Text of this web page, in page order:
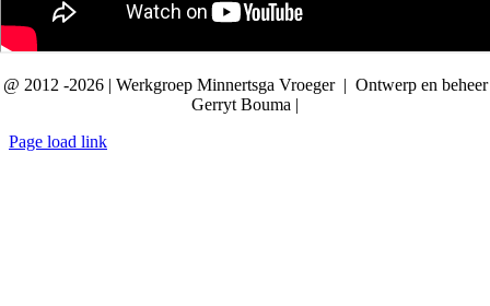
@ 2012 -2026 | Werkgroep Minnertsga Vroeger | Ontwerp en beheer
Gerryt Bouma |
Page load link